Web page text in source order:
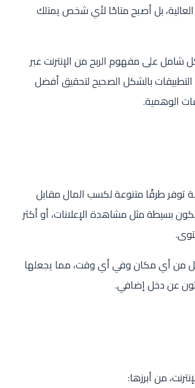
العالية، بل أصبح متاحًا لأي شخص يمتلك
على مفهوم الربح من الإنترنت عبر
بالشكل الصحيح لتحقيق أفضل
الوهمية.
توفر طرقًا متنوعة لكسب المال مقابل
بسيطة مثل مشاهدة الإعلانات، أو أكثر
من أي مكان وفي أي وقت، مما يجعلها
عن دخل إضافي.
من أبرزها: